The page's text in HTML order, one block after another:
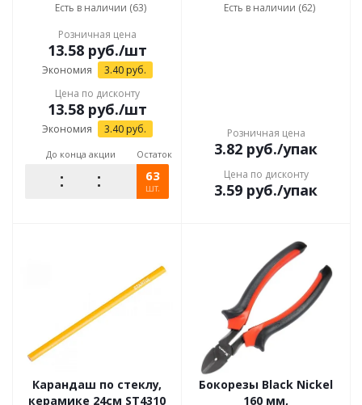
Есть в наличии (63)
Розничная цена
13.58руб./шт
Экономия 3.40руб.
Цена по дисконту
13.58руб./шт
Экономия 3.40руб.
До конца акции Остаток
63
шт.
Есть в наличии (62)
Розничная цена
3.82 руб./упак
Цена по дисконту
3.59 руб./упак
Карандаш по стеклу,
керамике 24см ST4310
Бокорезы Black Nickel
160 мм,